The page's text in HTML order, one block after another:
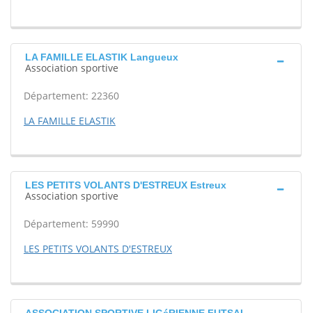
LA FAMILLE ELASTIK Langueux
Association sportive
Département: 22360
LA FAMILLE ELASTIK
LES PETITS VOLANTS D'ESTREUX Estreux
Association sportive
Département: 59990
LES PETITS VOLANTS D'ESTREUX